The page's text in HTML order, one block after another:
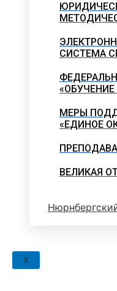
СИСТЕМА
МЕРЫ
«ЕДИНОЕ
ВЕЛИКАЯ
X